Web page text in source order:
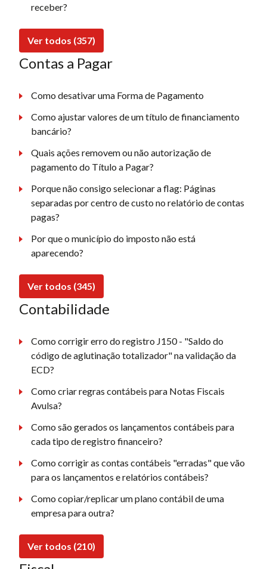
receber?
Ver todos (357)
Contas a Pagar
Como desativar uma Forma de Pagamento
Como ajustar valores de um título de financiamento
bancário?
Quais ações removem ou não autorização de
pagamento do Título a Pagar?
Porque não consigo selecionar a flag: Páginas
separadas por centro de custo no relatório de contas
pagas?
Por que o município do imposto não está
aparecendo?
Ver todos (345)
Contabilidade
Como corrigir erro do registro J150 - "Saldo do
código de aglutinação totalizador" na validação da
ECD?
Como criar regras contábeis para Notas Fiscais
Avulsa?
Como são gerados os lançamentos contábeis para
cada tipo de registro financeiro?
Como corrigir as contas contábeis "erradas" que vão
para os lançamentos e relatórios contábeis?
Como copiar/replicar um plano contábil de uma
empresa para outra?
Ver todos (210)